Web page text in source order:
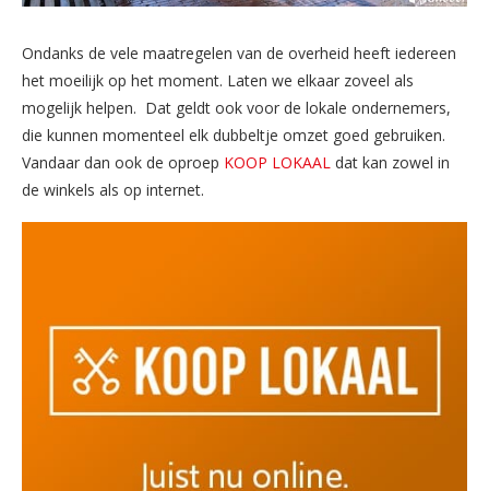
Ondanks de vele maatregelen van de overheid heeft iedereen
het moeilijk op het moment. Laten we elkaar zoveel als
mogelijk helpen. Dat geldt ook voor de lokale ondernemers,
die kunnen momenteel elk dubbeltje omzet goed gebruiken.
Vandaar dan ook de oproep KOOP LOKAAL dat kan zowel in
de winkels als op internet.